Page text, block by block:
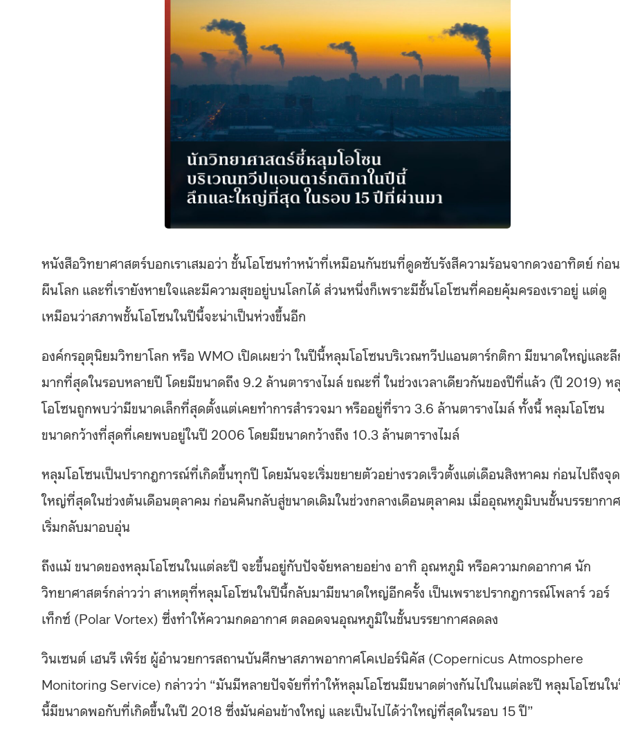
หนังสือวิทยาศาสตร์บอกเราเสมอว่า ชั้นโอโซนทำหน้าที่เหมือนกันชนที่ดูดซับรังสีความร้อนจากดวงอาทิตย์ ก่อ
ผืนโลก และที่เรายังหายใจและมีความสุขอยู่บนโลกได้ ส่วนหนึ่งก็เพราะมีชั้นโอโซนที่คอยคุ้มครองเราอยู่ แต่ดู
เหมือนว่าสภาพชั้นโอโซนในปีนี้จะน่าเป็นห่วงขึ้นอีก
องค์กรอุตุนิยมวิทยาโลก หรือ WMO เปิดเผยว่า ในปีนี้หลุมโอโซนบริเวณทวีปแอนตาร์กติกา มีขนาดใหญ่และ
มากที่สุดในรอบหลายปี โดยมีขนาดถึง 9.2 ล้านตารางไมล์ ขณะที่ ในช่วงเวลาเดียวกันของปีที่แล้ว (ปี 2019) ห
โอโซนถูกพบว่ามีขนาดเล็กที่สุดตั้งแต่เคยทำการสำรวจมา หรืออยู่ที่ราว 3.6 ล้านตารางไมล์ ทั้งนี้ หลุมโอโซน
ขนาดกว้างที่สุดที่เคยพบอยู่ในปี 2006 โดยมีขนาดกว้างถึง 10.3 ล้านตารางไมล์
หลุมโอโซนเป็นปรากฎการณ์ที่เกิดขึ้นทุกปี โดยมันจะเริ่มขยายตัวอย่างรวดเร็วตั้งแต่เดือนสิงหาคม ก่อนไปถึงจุ
ใหญ่ที่สุดในช่วงต้นเดือนตุลาคม ก่อนคืนกลับสู่ขนาดเดิมในช่วงกลางเดือนตุลาคม เมื่ออุณหภูมิบนชั้นบรรยากาศ
เริ่มกลับมาอบอุ่น
ถึงแม้ ขนาดของหลุมโอโซนในแต่ละปี จะขึ้นอยู่กับปัจจัยหลายอย่าง อาทิ อุณหภูมิ หรือความกดอากาศ นัก
วิทยาศาสตร์กล่าวว่า สาเหตุที่หลุมโอโซนในปีนี้กลับมามีขนาดใหญ่อีกครั้ง เป็นเพราะปรากฎการณ์โพลาร์ วอร์
เท็กซ์ (Polar Vortex) ซึ่งทำให้ความกดอากาศ ตลอดจนอุณหภูมิในชั้นบรรยากาศลดลง
วินเซนต์ เฮนรี เพิร์ช ผู้อำนวยการสถานบันศึกษาสภาพอากาศโคเปอร์นิคัส (Copernicus Atmosphere
Monitoring Service) กล่าวว่า “มันมีหลายปัจจัยที่ทำให้หลุมโอโซนมีขนาดต่างกันไปในแต่ละปี หลุมโอโซนใ
นี้มีขนาดพอกับที่เกิดขึ้นในปี 2018 ซึ่งมันค่อนข้างใหญ่ และเป็นไปได้ว่าใหญ่ที่สุดในรอบ 15 ปี”